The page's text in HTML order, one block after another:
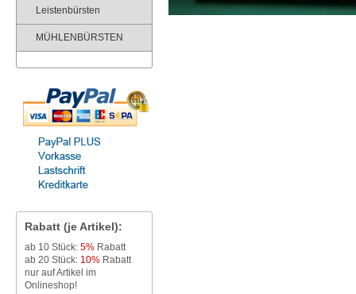
Leistenbürsten
MÜHLENBÜRSTEN
Rabatt (je Artikel):
ab 10 Stück: 5% Rabatt
ab 20 Stück: 10% Rabatt
nur auf Artikel im
Onlineshop!